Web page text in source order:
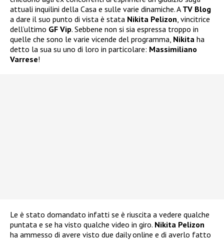
attuali inquilini della Casa e sulle varie dinamiche. A TV Blog
a dare il suo punto di vista è stata Nikita Pelizon , vincitrice
dell’ultimo GF Vip. Sebbene non si sia espressa troppo in
quelle che sono le varie vicende del programma, Nikita ha
detto la sua su uno di loro in particolare: Massimiliano
Varrese!
Le è stato domandato infatti se è riuscita a vedere qualche
puntata e se ha visto qualche video in giro. Nikita Pelizon
ha ammesso di avere visto due daily online e di averlo fatto